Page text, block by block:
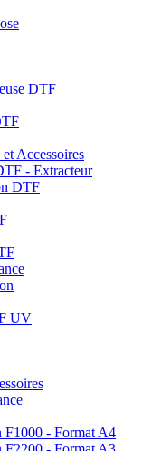
DTF
Accessoires
- Extracteur
DTF
UV
- Format A4